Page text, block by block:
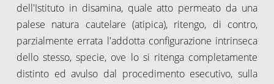
dell'Istituto in disamina, quale atto permeato da una
palese natura cautelare (atipica), ritengo, di contro,
parzialmente errata l'addotta configurazione intrinseca
dello stesso, specie, ove lo si ritenga completamente
distinto ed avulso dal procedimento esecutivo, sulla